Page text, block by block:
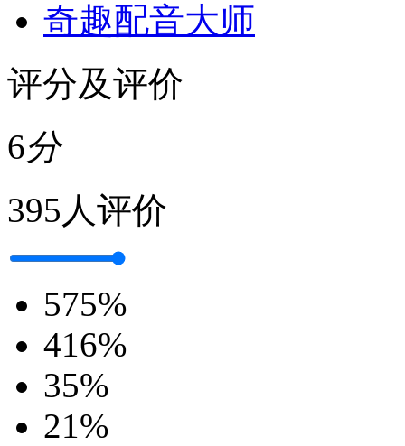
奇趣配音大师
评分及评价
6分
395人评价
575%
416%
35%
21%